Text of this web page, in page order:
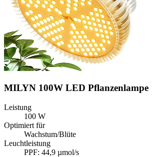
MILYN 100W LED Pflanzenlampe
Leistung
100 W
Optimiert für
Wachstum/Blüte
Leuchtleistung
PPF: 44,9 µmol/s